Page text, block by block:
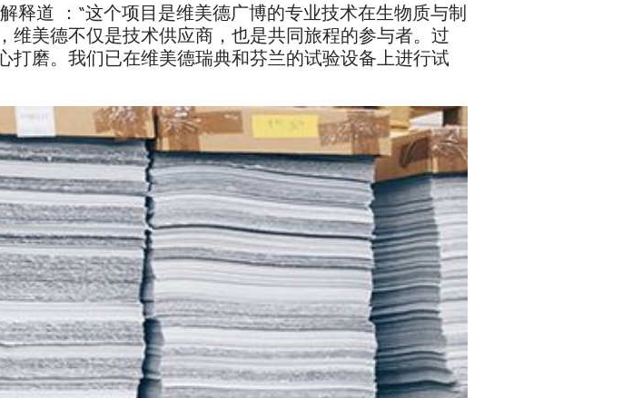
解释道 ：“这个项目是维美德广博的专业技术在生物质与制
美德不仅是技术供应商，也是共同旅程的参与者。过
磨。我们已在维美德瑞典和芬兰的试验设备上进行试